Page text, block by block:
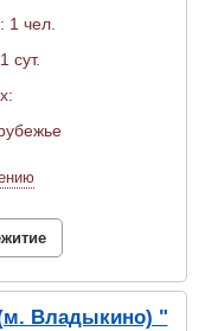
1 чел.
сут.
Владыкино) "